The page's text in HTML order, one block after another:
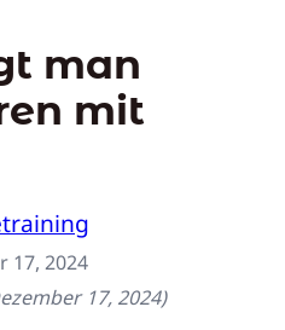
man
mit
17, 2024
17, 2024)